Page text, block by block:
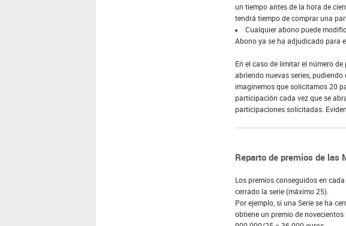
un tiempo antes de la hora de
tendrá tiempo de comprar una
Cualquier abono puede
Abono ya se ha adjudicado para
En el caso de limitar el número
abriendo nuevas series,
imaginemos que solicitamos 20
participación cada vez que se
participaciones solicitadas.
Reparto de premios de las
Los premios conseguidos en
cerrado la serie (máximo 25).
Por ejemplo, si una Serie se ha
obtiene un premio de